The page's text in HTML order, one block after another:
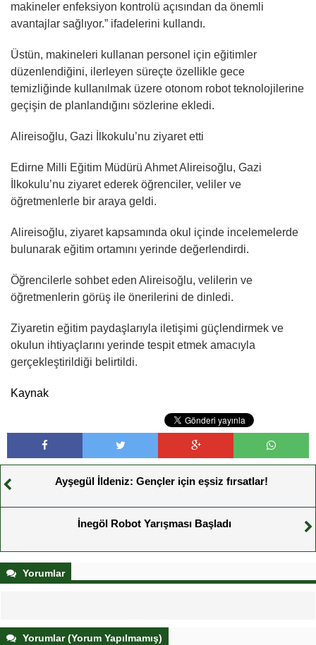
makineler enfeksiyon kontrolü açısından da önemli
avantajlar sağlıyor.” ifadelerini kullandı.
Üstün, makineleri kullanan personel için eğitimler
düzenlendiğini, ilerleyen süreçte özellikle gece
temizliğinde kullanılmak üzere otonom robot teknolojilerine
geçişin de planlandığını sözlerine ekledi.
Alireisoğlu, Gazi İlkokulu’nu ziyaret etti
Edirne Milli Eğitim Müdürü Ahmet Alireisoğlu, Gazi
İlkokulu’nu ziyaret ederek öğrenciler, veliler ve
öğretmenlerle bir araya geldi.
Alireisoğlu, ziyaret kapsamında okul içinde incelemelerde
bulunarak eğitim ortamını yerinde değerlendirdi.
Öğrencilerle sohbet eden Alireisoğlu, velilerin ve
öğretmenlerin görüş ile önerilerini de dinledi.
Ziyaretin eğitim paydaşlarıyla iletişimi güçlendirmek ve
okulun ihtiyaçlarını yerinde tespit etmek amacıyla
gerçekleştirildiği belirtildi.
Kaynak
Ayşegül İldeniz: Gençler için eşsiz fırsatlar!
İnegöl Robot Yarışması Başladı
Yorumlar
Yorumlar (Yorum Yapılmamış)